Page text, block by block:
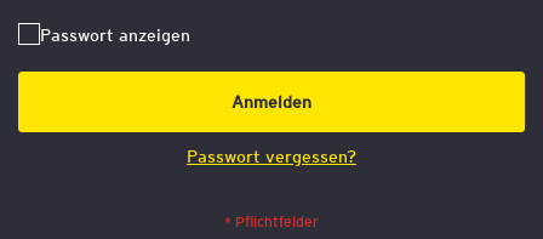
Passwort anzeigen
Anmelden
Passwort vergessen?